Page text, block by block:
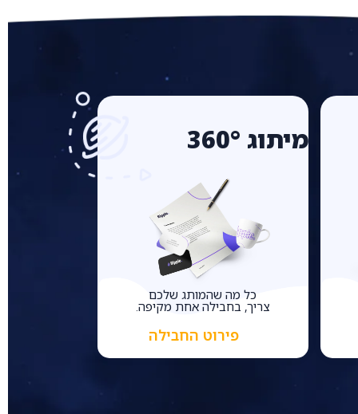
מיתוג 360°
כל מה שהמותג שלכם
צריך, בחבילה אחת מקיפה.
פירוט החבילה